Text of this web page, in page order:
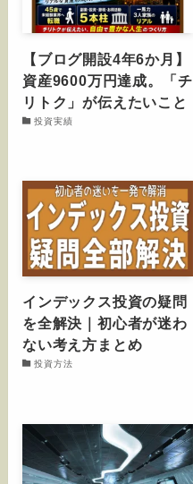
【ブログ開設4年6か月】
資産9600万円達成。「チ
リトク」が伝えたいこと
投資実績
インデックス投資の疑問
を全解決｜初心者が迷わ
ない考え方まとめ
投資方法